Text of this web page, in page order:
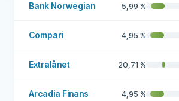
Bank Norwegian 5,99 %
Compari 4,95 %
Extralånet 20,71 %
Arcadia Finans 4,95 %